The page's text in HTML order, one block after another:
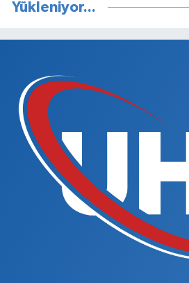
Yükleniyor...